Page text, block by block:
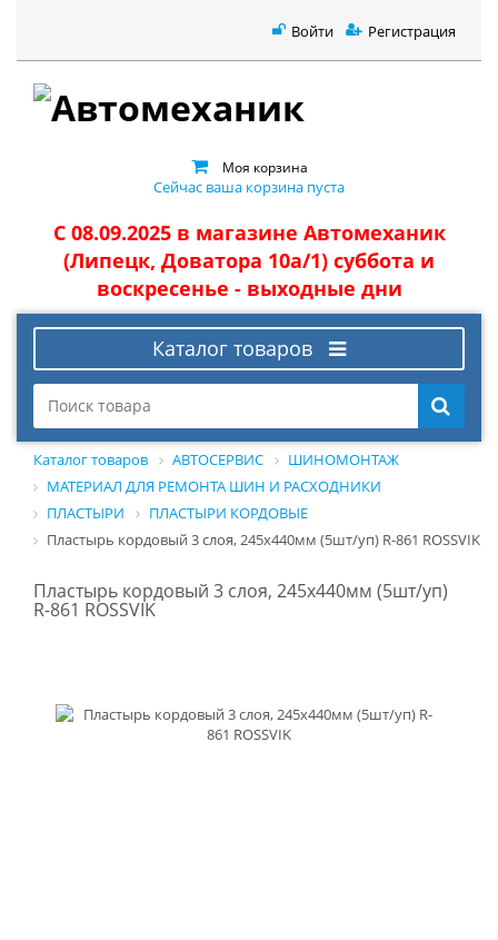
Войти Регистрация
Моя корзина
Сейчас ваша корзина пуста
С 08.09.2025 в магазине Автомеханик
(Липецк, Доватора 10а/1) суббота и
воскресенье - выходные дни
Каталог товаров
Каталог товаров АВТОСЕРВИС
ШИНОМОНТАЖ
МАТЕРИАЛ ДЛЯ РЕМОНТА ШИН И РАСХОДНИКИ
ПЛАСТЫРИ
ПЛАСТЫРИ КОРДОВЫЕ
Пластырь кордовый 3 слоя, 245х440мм (5шт/уп) R-861 ROSSVIK
Пластырь кордовый 3 слоя, 245х440мм (5шт/уп)
R-861 ROSSVIK